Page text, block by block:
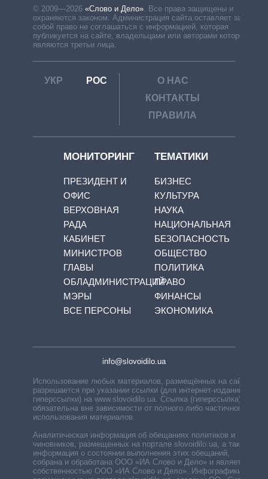
© 2009—2026 «Слово и Дело». Все права защищены и
охраняются законом. Администрация сайта оставляет за
собой право не соглашаться с информацией, которая
публикуется на сайте, владельцами или авторами которой
являются третьи лица.
УКР РОС
О НАС
КОНТАКТЫ
ПРАВИЛА
МОНИТОРИНГ
ПРЕЗИДЕНТ И
ОФИС
ВЕРХОВНАЯ
РАДА
КАБИНЕТ
МИНИСТРОВ
ГЛАВЫ
ОБЛАДМИНИСТРАЦИЙ
МЭРЫ
ВСЕ ПЕРСОНЫ
ТЕМАТИКИ
БИЗНЕС
КУЛЬТУРА
НАУКА
НАЦИОНАЛЬНАЯ
БЕЗОПАСНОСТЬ
ОБЩЕСТВО
ПОЛИТИКА
ПРАВО
ФИНАНСЫ
ЭКОНОМИКА
info@slovoidilo.ua
Использование любых материалов, размещённых на сайте,
разрешается при указании ссылки (для интернет-изданий —
гиперссылки) на www.slovoidilo.ua. Ссылка (гиперссылка)
обязательна вне зависимости от полного либо частичного
использования материалов.
Аналитическая информация об обещаниях политиков и
чиновников, размещенных на портале slovoidilo.ua, а также
информация о состоянии выполнения этих обещаний,
собрана и обработана ООО «ИА Слово и Дело» и является
собственностью ООО «ИА Слово и Дело». Инфографики,